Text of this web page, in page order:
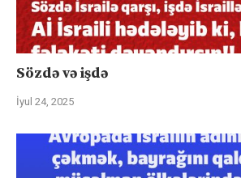
Sözdə və işdə
İyul 24, 2025